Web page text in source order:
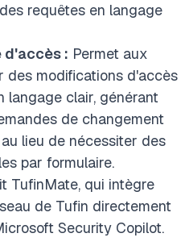
requêtes en langage
d'accès : Permet aux
des modifications d'accès
langage clair, générant
de changement
lieu de nécessiter des
par formulaire.
TufinMate, qui intègre
de Tufin directement
Security Copilot.